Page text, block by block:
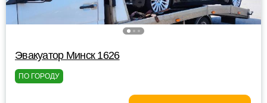
Эвакуатор Минск 1626
ПО ГОРОДУ